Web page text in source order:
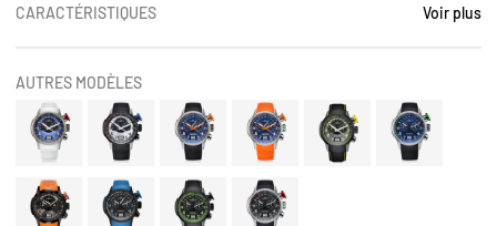
CARACTÉRISTIQUES Voir plus
AUTRES MODÈLES